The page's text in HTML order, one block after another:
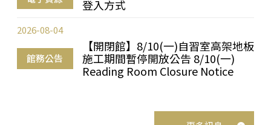
登入方式
館務公告
【開閉館】8/10(一)自習室高架地板
施工期間暫停開放公告 8/10(一)
Reading Room Closure Notice
2026-08-04